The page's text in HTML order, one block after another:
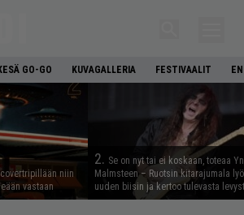
GO-GO KUVAGALLERIA FESTIVAALIT
niin
vastaan
2. Se on nyt tai ei koskaan, toteaa
Malmsteen – Ruotsin kitarajumala
uuden biisin ja kertoo tulevasta